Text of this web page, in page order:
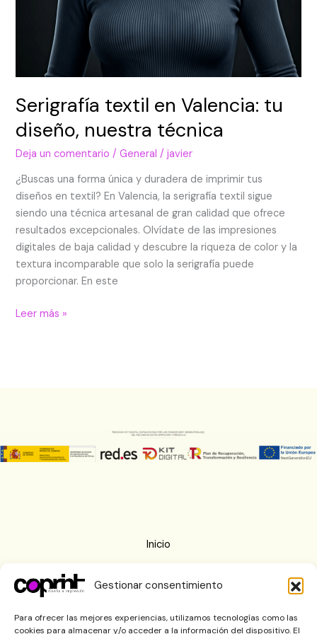
Gestionar consentimiento
Para ofrecer las mejores experiencias, utilizamos tecnologías como las
cookies para almacenar y/o acceder a la información del dispositivo. El
Serigrafía textil en Valencia: tu
diseño, nuestra técnica
Deja un comentario /General /javier
¿Buscas una forma única y duradera de imprimir tus
diseños en textil? En Valencia, la serigrafía textil sigue
siendo una técnica artesanal de gran calidad que ofrece
resultados excepcionales. Olvídate de las impresiones
digitales de baja calidad y descubre la riqueza de color y la
textura incomparable que solo la serigrafía puede
proporcionar. En este
Leer más »
Inicio
Imprenta
Blog